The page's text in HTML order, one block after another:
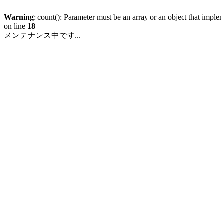
Warning: count(): Parameter must be an array or an object that
on line 18
メンテナンス中です...